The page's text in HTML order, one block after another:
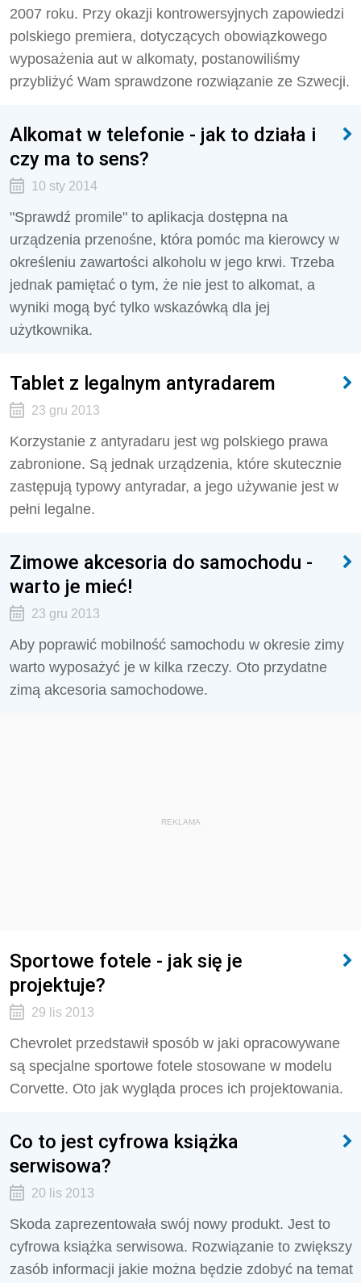
2007 roku. Przy okazji kontrowersyjnych zapowiedzi
polskiego premiera, dotyczących obowiązkowego
wyposażenia aut w alkomaty, postanowiliśmy
przybliżyć Wam sprawdzone rozwiązanie ze Szwecji.
Alkomat w telefonie - jak to działa i
czy ma to sens?
10 sty 2014
"Sprawdź promile" to aplikacja dostępna na
urządzenia przenośne, która pomóc ma kierowcy w
określeniu zawartości alkoholu w jego krwi. Trzeba
jednak pamiętać o tym, że nie jest to alkomat, a
wyniki mogą być tylko wskazówką dla jej
użytkownika.
Tablet z legalnym antyradarem
23 gru 2013
Korzystanie z antyradaru jest wg polskiego prawa
zabronione. Są jednak urządzenia, które skutecznie
zastępują typowy antyradar, a jego używanie jest w
pełni legalne.
Zimowe akcesoria do samochodu -
warto je mieć!
23 gru 2013
Aby poprawić mobilność samochodu w okresie zimy
warto wyposażyć je w kilka rzeczy. Oto przydatne
zimą akcesoria samochodowe.
REKLAMA
Sportowe fotele - jak się je
projektuje?
29 lis 2013
Chevrolet przedstawił sposób w jaki opracowywane
są specjalne sportowe fotele stosowane w modelu
Corvette. Oto jak wygląda proces ich projektowania.
Co to jest cyfrowa książka
serwisowa?
20 lis 2013
Skoda zaprezentowała swój nowy produkt. Jest to
cyfrowa książka serwisowa. Rozwiązanie to zwiększy
zasób informacji jakie można będzie zdobyć na temat